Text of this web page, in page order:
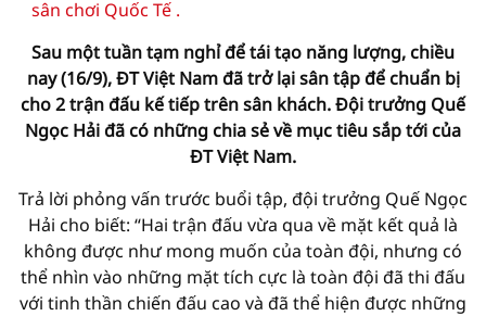
sân chơi Quốc Tế .
Sau một tuần tạm nghỉ để tái tạo năng lượng, chiều
nay (16/9), ĐT Việt Nam đã trở lại sân tập để chuẩn bị
cho 2 trận đấu kế tiếp trên sân khách. Đội trưởng Quế
Ngọc Hải đã có những chia sẻ về mục tiêu sắp tới của
ĐT Việt Nam.
Trả lời phỏng vấn trước buổi tập, đội trưởng Quế Ngọc
Hải cho biết: “Hai trận đấu vừa qua về mặt kết quả là
không được như mong muốn của toàn đội, nhưng có
thể nhìn vào những mặt tích cực là toàn đội đã thi đấu
với tinh thần chiến đấu cao và đã thể hiện được những